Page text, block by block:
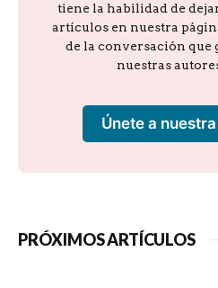
tiene la habilidad de
artículos en nuestra
de la conversación que
nuestras
Únete a
PRÓXIMOS ARTÍCULOS